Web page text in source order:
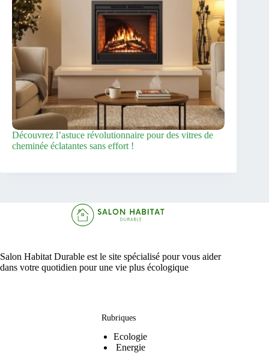
Découvrez l’astuce révolutionnaire pour des vitres de
cheminée éclatantes sans effort !
Salon Habitat Durable est le site spécialisé pour vous aider
dans votre quotidien pour une vie plus écologique
Rubriques
Ecologie
Energie